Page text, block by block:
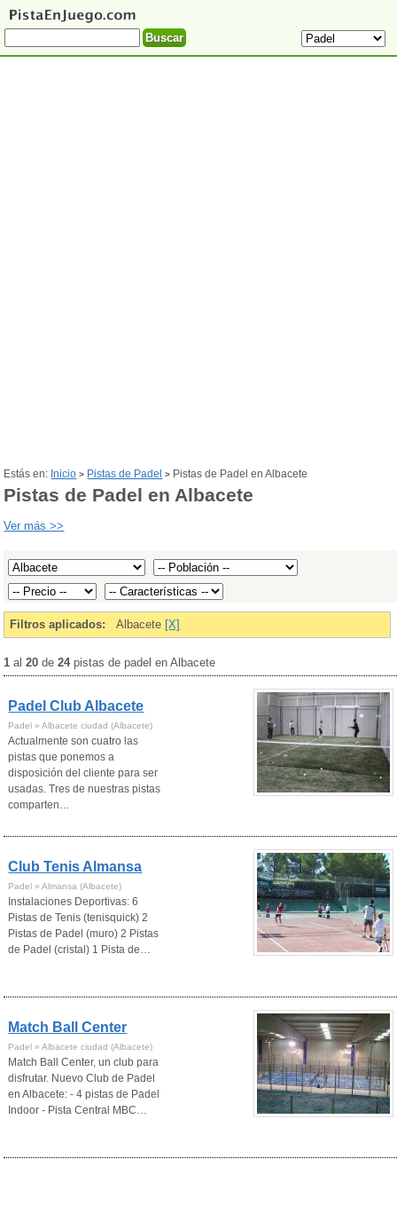
Estás en: Inicio > Pistas de Padel > Pistas de Padel en Albacete
Pistas de Padel en Albacete
Ver más >>
Filtros aplicados: Albacete [X]
1 al20 de24pistas de padel en Albacete
Padel Club Albacete
Padel » Albacete ciudad (Albacete)
Actualmente son cuatro las
pistas que ponemos a
disposición del cliente para ser
usadas. Tres de nuestras pistas
comparten…
Club Tenis Almansa
Padel » Almansa (Albacete)
Instalaciones Deportivas: 6
Pistas de Tenis (tenisquick) 2
Pistas de Padel (muro) 2 Pistas
de Padel (cristal) 1 Pista de…
Match Ball Center
Padel » Albacete ciudad (Albacete)
Match Ball Center, un club para
disfrutar. Nuevo Club de Padel
en Albacete: - 4 pistas de Padel
Indoor - Pista Central MBC…